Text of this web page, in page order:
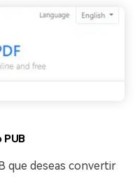
que deseas convertir